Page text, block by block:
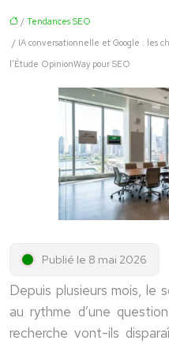
/ Tendances SEO
/ IA conversationnelle et Google : les
l’Étude OpinionWay pour SEO
Publié le 8 mai 2026
Depuis plusieurs mois, le
au rythme d’une
recherche vont-ils